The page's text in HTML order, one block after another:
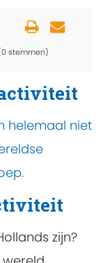
stemmen)
helemaal niet
zijn?